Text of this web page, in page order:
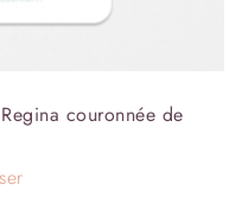
couronnée de